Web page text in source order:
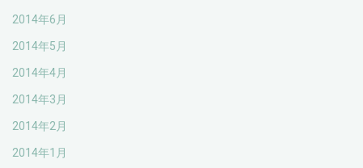
2014年6月
2014年5月
2014年4月
2014年3月
2014年2月
2014年1月